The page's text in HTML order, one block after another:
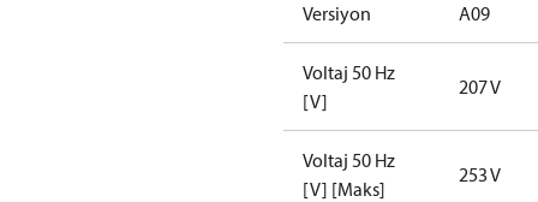
Versiyon A09
Voltaj 50 Hz
[V]
207 V
Voltaj 50 Hz
[V] [Maks]
253 V